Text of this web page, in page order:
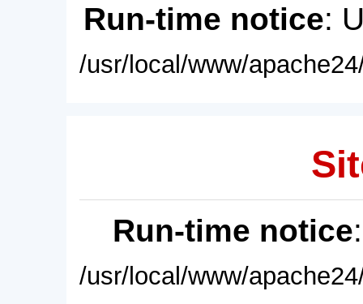
Run-time notice:
/usr/local/www/
Run-time notice
/usr/local/www/